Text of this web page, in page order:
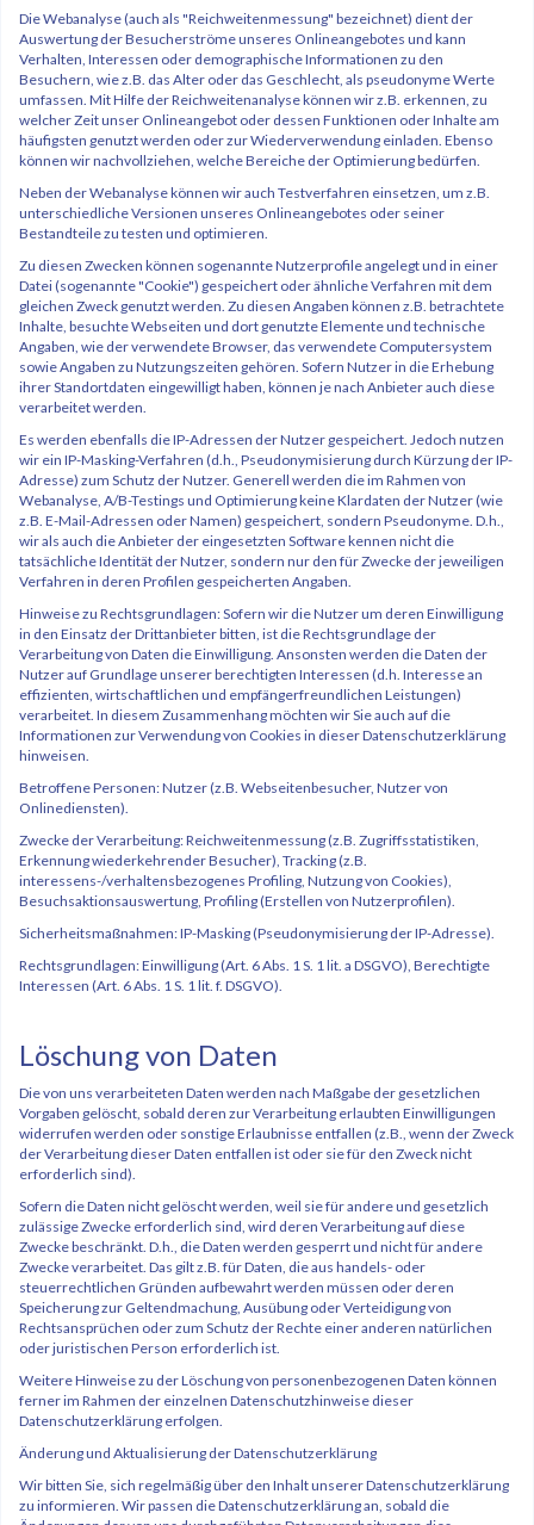
Die Webanalyse (auch als "Reichweitenmessung" bezeichnet) dient der
Auswertung der Besucherströme unseres Onlineangebotes und kann
Verhalten, Interessen oder demographische Informationen zu den
Besuchern, wie z.B. das Alter oder das Geschlecht, als pseudonyme Werte
umfassen. Mit Hilfe der Reichweitenanalyse können wir z.B. erkennen, zu
welcher Zeit unser Onlineangebot oder dessen Funktionen oder Inhalte am
häufigsten genutzt werden oder zur Wiederverwendung einladen. Ebenso
können wir nachvollziehen, welche Bereiche der Optimierung bedürfen.
Neben der Webanalyse können wir auch Testverfahren einsetzen, um z.B.
unterschiedliche Versionen unseres Onlineangebotes oder seiner
Bestandteile zu testen und optimieren.
Zu diesen Zwecken können sogenannte Nutzerprofile angelegt und in einer
Datei (sogenannte "Cookie") gespeichert oder ähnliche Verfahren mit dem
gleichen Zweck genutzt werden. Zu diesen Angaben können z.B. betrachtete
Inhalte, besuchte Webseiten und dort genutzte Elemente und technische
Angaben, wie der verwendete Browser, das verwendete Computersystem
sowie Angaben zu Nutzungszeiten gehören. Sofern Nutzer in die Erhebung
ihrer Standortdaten eingewilligt haben, können je nach Anbieter auch diese
verarbeitet werden.
Es werden ebenfalls die IP-Adressen der Nutzer gespeichert. Jedoch nutzen
wir ein IP-Masking-Verfahren (d.h., Pseudonymisierung durch Kürzung der IP-
Adresse) zum Schutz der Nutzer. Generell werden die im Rahmen von
Webanalyse, A/B-Testings und Optimierung keine Klardaten der Nutzer (wie
z.B. E-Mail-Adressen oder Namen) gespeichert, sondern Pseudonyme. D.h.,
wir als auch die Anbieter der eingesetzten Software kennen nicht die
tatsächliche Identität der Nutzer, sondern nur den für Zwecke der jeweiligen
Verfahren in deren Profilen gespeicherten Angaben.
Hinweise zu Rechtsgrundlagen: Sofern wir die Nutzer um deren Einwilligung
in den Einsatz der Drittanbieter bitten, ist die Rechtsgrundlage der
Verarbeitung von Daten die Einwilligung. Ansonsten werden die Daten der
Nutzer auf Grundlage unserer berechtigten Interessen (d.h. Interesse an
effizienten, wirtschaftlichen und empfängerfreundlichen Leistungen)
verarbeitet. In diesem Zusammenhang möchten wir Sie auch auf die
Informationen zur Verwendung von Cookies in dieser Datenschutzerklärung
hinweisen.
Betroffene Personen: Nutzer (z.B. Webseitenbesucher, Nutzer von
Onlinediensten).
Zwecke der Verarbeitung: Reichweitenmessung (z.B. Zugriffsstatistiken,
Erkennung wiederkehrender Besucher), Tracking (z.B.
interessens-/verhaltensbezogenes Profiling, Nutzung von Cookies),
Besuchsaktionsauswertung, Profiling (Erstellen von Nutzerprofilen).
Sicherheitsmaßnahmen: IP-Masking (Pseudonymisierung der IP-Adresse).
Rechtsgrundlagen: Einwilligung (Art. 6 Abs. 1 S. 1 lit. a DSGVO), Berechtigte
Interessen (Art. 6 Abs. 1 S. 1 lit. f. DSGVO).
Löschung von Daten
Die von uns verarbeiteten Daten werden nach Maßgabe der gesetzlichen
Vorgaben gelöscht, sobald deren zur Verarbeitung erlaubten Einwilligungen
widerrufen werden oder sonstige Erlaubnisse entfallen (z.B., wenn der Zweck
der Verarbeitung dieser Daten entfallen ist oder sie für den Zweck nicht
erforderlich sind).
Sofern die Daten nicht gelöscht werden, weil sie für andere und gesetzlich
zulässige Zwecke erforderlich sind, wird deren Verarbeitung auf diese
Zwecke beschränkt. D.h., die Daten werden gesperrt und nicht für andere
Zwecke verarbeitet. Das gilt z.B. für Daten, die aus handels- oder
steuerrechtlichen Gründen aufbewahrt werden müssen oder deren
Speicherung zur Geltendmachung, Ausübung oder Verteidigung von
Rechtsansprüchen oder zum Schutz der Rechte einer anderen natürlichen
oder juristischen Person erforderlich ist.
Weitere Hinweise zu der Löschung von personenbezogenen Daten können
ferner im Rahmen der einzelnen Datenschutzhinweise dieser
Datenschutzerklärung erfolgen.
Änderung und Aktualisierung der Datenschutzerklärung
Wir bitten Sie, sich regelmäßig über den Inhalt unserer Datenschutzerklärung
zu informieren. Wir passen die Datenschutzerklärung an, sobald die